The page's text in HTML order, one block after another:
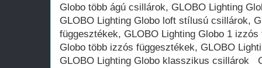
Globo több ágú csillárok, GLOBO Lighting
GLOBO Lighting Globo loft stílusú csillárok,
függesztékek, GLOBO Lighting Globo 1
Globo több izzós függesztékek, GLOBO
GLOBO Lighting Globo klasszikus csillárok